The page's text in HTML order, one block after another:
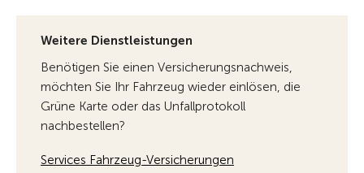
Weitere Dienstleistungen
Benötigen Sie einen Versicherungsnachweis,
möchten Sie Ihr Fahrzeug wieder einlösen, die
Grüne Karte oder das Unfallprotokoll
nachbestellen?
Services Fahrzeug-Versicherungen